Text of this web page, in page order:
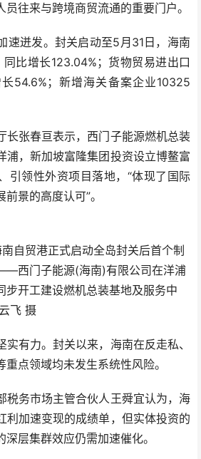
往来与跨境商贸流通的重要门户。
发。封关启动至5月31日，海南
比增长123.04%；货物贸易进出口
54.6%；新增海关备案企业10325
张春亘表示，西门子能源燃机总装
浦，新加坡富隆集团投资设立博鳌富
引领性外资项目落地，“体现了国际
景的高度认可”。
自贸港正式启动全岛封关后首个制
西门子能源(海南)有限公司在洋浦
步开工建设燃机总装基地及服务中
飞 摄
力。封关以来，海南在反走私、
点领域均未发生系统性风险。
务市场主管合伙人王舜宜认为，海
利加速变现的成绩单，但实体投资的
层集群效应仍需加速催化。